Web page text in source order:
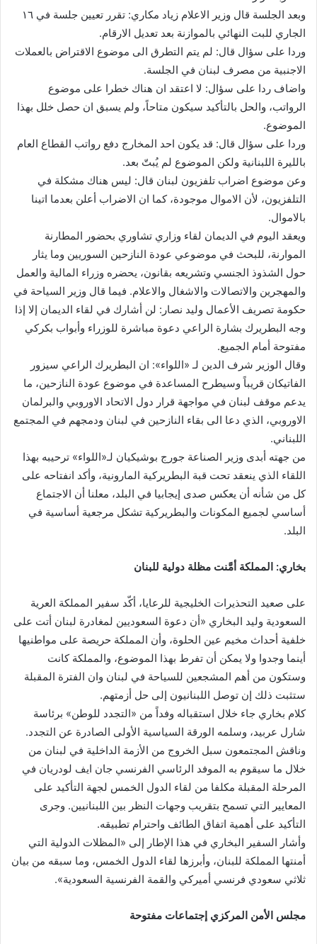
وبعد الجلسة قال وزير الاعلام زياد مكاري: تقرر تعيين جلسة في ١٦
الجاري للبت النهائي بالموازنة بعد تعديل الارقام.
وردا على سؤال قال: لم يتم التطرق الى موضوع الاقتراض بالعملات
الاجنبية من مصرف لبنان في الجلسة.
واضاف ردا على سؤال: لا اعتقد ان هناك خطرا على موضوع
الرواتب، والحل بالتأكيد سيكون متاحاً، ولم يسبق ان حصل خلل بهذا
الموضوع.
وردا على سؤال قال: قد يكون احد المخارج دفع رواتب القطاع العام
بالليرة اللبنانية ولكن الموضوع لم يُبتّ بعد.
وعن موضوع اضراب تلفزيون لبنان قال: ليس هناك مشكلة في
التلفزيون، لأن الاموال موجودة، كما ان الاضراب أعلن بعدما اتينا
بالاموال.
ويعقد اليوم في الديمان لقاء وزاري تشاوري بحضور المطارنة
الموارنة، للبحث في موضوعي عودة النازحين السوريين وما يثار
حول الشذوذ الجنسي وتشريعه بقانون، يحضره وزراء المالية والعمل
والمهجرين والاتصالات والاشغال والاعلام. فيما قال وزير السياحة في
حكومة تصريف الأعمال وليد نصار: لن أشارك في لقاء الديمان إلا إذا
وجه البطريرك بشارة الراعي دعوة مباشرة للوزراء وأبواب بكركي
مفتوحة أمام الجميع.
وقال الوزير شرف الدين لـ «اللواء»: ان البطريرك الراعي سيزور
الفاتيكان قريباً وسيطرح المساعدة في موضوع عودة النازحين، ما
يدعم موقف لبنان في مواجهة قرار دول الاتحاد الاوروبي والبرلمان
الاوروبي، الذي دعا الى بقاء النازحين في لبنان ودمجهم في المجتمع
اللبناني.
من جهته أبدى وزير الصناعة جورج بوشيكيان لـ«اللواء» ترحيبه بهذا
اللقاء الذي ينعقد تحت قبة البطريركية المارونية، وأكد انفتاحه على
كل من شأنه أن يعكس صدى إيجابيا في البلد، معلنا أن الاجتماع
أساسي لجميع المكونات والبطريركية تشكل مرجعية أساسية في
البلد.
بخاري: المملكة أمَّنت مظلة دولية للبنان
على صعيد التحذيرات الخليجية للرعايا، أكّد سفير المملكة العرية
السعودية وليد البخاري «أن دعوة السعوديين لمغادرة لبنان أتت على
خلفية أحداث مخيم عين الحلوة، وأن المملكة حريصة على مواطنيها
أينما وجدوا ولا يمكن أن تفرط بهذا الموضوع، والمملكة كانت
وستكون من أهم المشجعين للسياحة في لبنان وان الفترة المقبلة
ستثبت ذلك إن توصل اللبنانيون إلى حل أزمتهم.
كلام بخاري جاء خلال استقباله وفداً من «التجدد للوطن» برئاسة
شارل عربيد، وسلمه الورقة السياسية الأولى الصادرة عن التجدد.
وناقش المجتمعون سبل الخروج من الأزمة الداخلية في لبنان من
خلال ما سيقوم به الموفد الرئاسي الفرنسي جان ايف لودريان في
المرحلة المقبلة مكلفا من لقاء الدول الخمس لجهة التأكيد على
المعايير التي تسمح بتقريب وجهات النظر بين اللبنانيين. وجرى
التأكيد على أهمية اتفاق الطائف واحترام تطبيقه.
وأشار السفير البخاري في هذا الإطار إلى «المظلات الدولية التي
أمنتها المملكة للبنان، وأبرزها لقاء الدول الخمس، وما سبقه من بيان
ثلاثي سعودي فرنسي أميركي والقمة الفرنسية السعودية».
مجلس الأمن المركزي إجتماعات مفتوحة